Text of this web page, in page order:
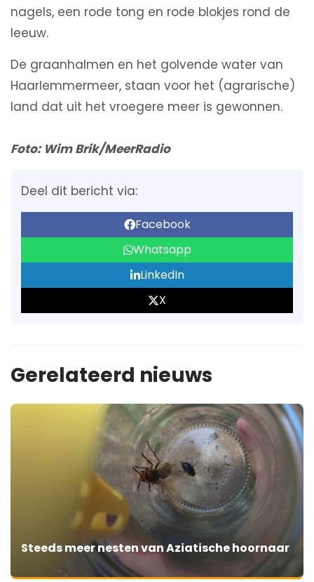
nagels, een rode tong en rode blokjes rond de
leeuw.
De graanhalmen en het golvende water van
Haarlemmermeer, staan voor het (agrarische)
land dat uit het vroegere meer is gewonnen.
Foto: Wim Brik/MeerRadio
Deel dit bericht via:
Facebook
Whatsapp
LinkedIn
X
Gerelateerd nieuws
Steeds meer nesten van Aziatische hoornaar